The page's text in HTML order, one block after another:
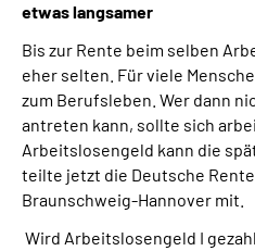
Online-Services
Inhalte in
Leichte Sprache
Suche
etwas langsamer
Bis zur Rente beim selben
eher selten. Für viele
zum Berufsleben. Wer dann
antreten kann, sollte sich
Arbeitslosengeld kann die
teilte jetzt die Deutsche
Braunschweig-Hannover mit.
Wird Arbeitslosengeld I